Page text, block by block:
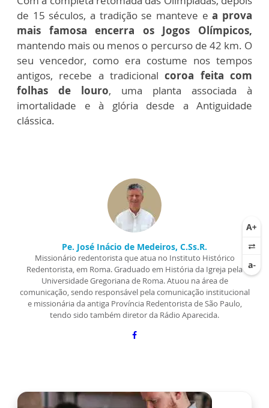
de 15 séculos, a tradição se manteve ea prova
mais famosa encerra os Jogos Olímpicos,
mantendo mais ou menos o percurso de 42 km. O
seu vencedor, como era costume nos tempos
antigos, recebe a tradicionalcoroa feita com
folhas de louro, uma planta associada à
imortalidade e à glória desde a Antiguidade
clássica.
Pe. José Inácio de Medeiros, C.Ss.R.
Missionário redentorista que atua no Instituto Histórico
Redentorista, em Roma. Graduado em História da Igreja pela
Universidade Gregoriana de Roma. Atuou na área de
comunicação, sendo responsável pela comunicação institucional
e missionária da antiga Província Redentorista de São Paulo,
tendo sido também diretor da Rádio Aparecida.